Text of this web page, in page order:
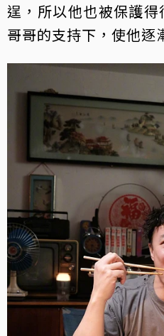
逞，所以他也被保護得
哥哥的支持下，使他逐